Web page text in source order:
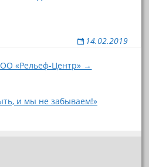
14.02.2019
«Рельеф-Центр» →
и мы не забываем!»